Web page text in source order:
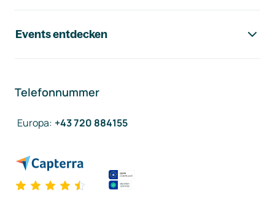
Events entdecken
Telefonnummer
Europa: +43 720 884155